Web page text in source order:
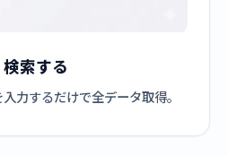
索する
力するだけで全データ取得。